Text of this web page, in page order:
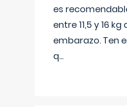
es
entre 11,5 y 16
embarazo. Ten
q...